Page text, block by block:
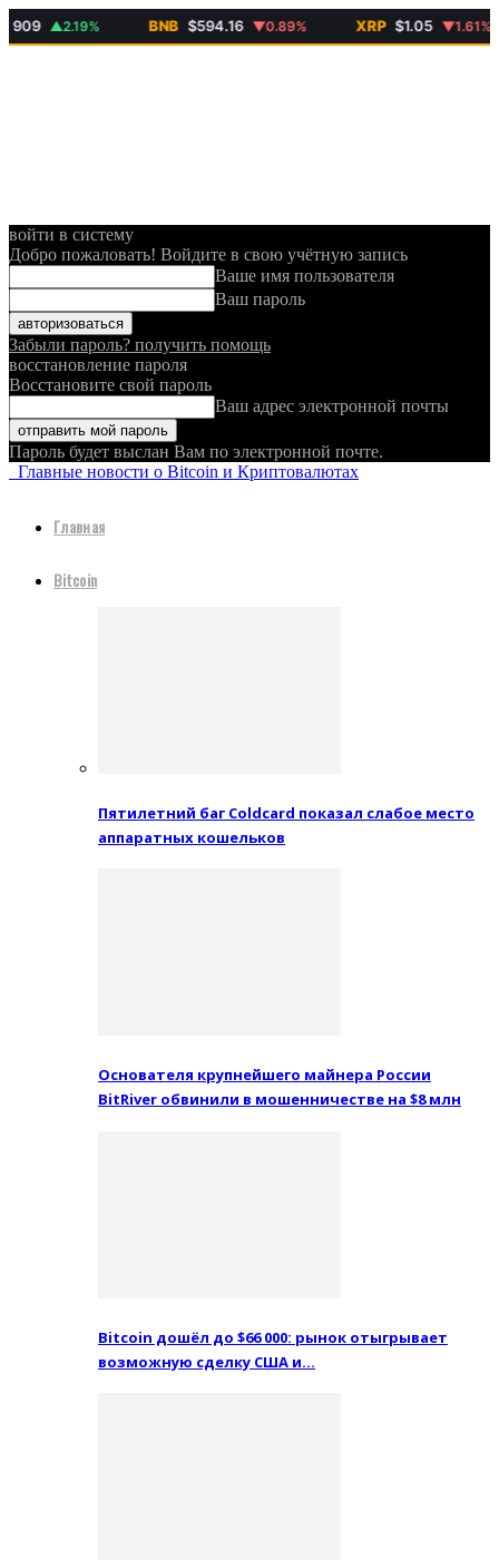
▲2.19% $594.16 ▼0.89% $1.05 ▼1.61%
войти в систему
Добро пожаловать! Войдите в свою учётную запись
Ваше имя пользователя
Ваш пароль
Забыли пароль? получить помощь
восстановление пароля
Восстановите свой пароль
Ваш адрес электронной почты
Пароль будет выслан Вам по электронной почте.
Главные новости о Bitcoin и Криптовалютах
Главная
Bitcoin
Пятилетний баг Coldcard показал слабое место
аппаратных кошельков
Основателя крупнейшего майнера России
BitRiver обвинили в мошенничестве на $8 млн
Bitcoin дошёл до $66 000: рынок отыгрывает
возможную сделку США и…